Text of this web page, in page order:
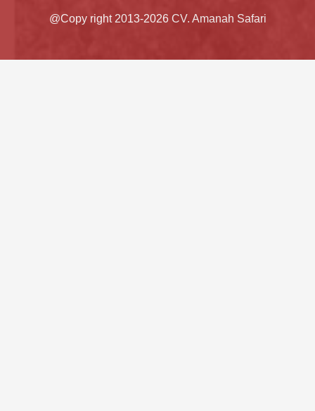
@Copy right 2013-2026 CV. Amanah Safari